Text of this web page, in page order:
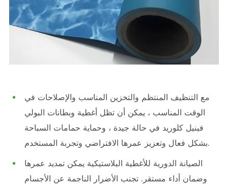
مع التنظيف المنتظم والتخزين المناسب والإصلاحات في
الوقت المناسب ، يمكن أن تظل أغطية وبطانات البولي
فينيل كلوريد في حالة جيدة ، وحماية حمامات السباحة
بشكل فعال وتعزيز عمرها الافتراضي وتجربة المستخدم.
الصيانة الدورية للأغطية البلاستيكية يمكن تمديد عمرها
وضمان أداء مستقر. تجنب الأضرار الناجمة عن الأجسام